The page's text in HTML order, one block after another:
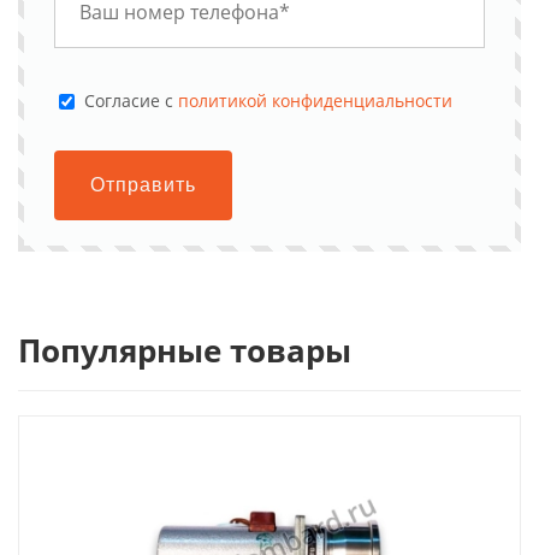
Cогласие с политикой конфиденциальности
Отправить
Популярные товары